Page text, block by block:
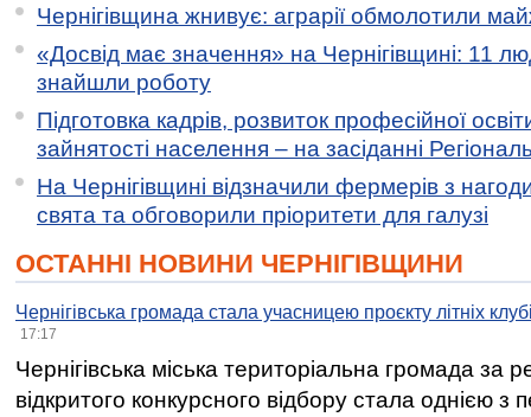
Чернігівщина жнивує: аграрії обмолотили
«Досвід має значення» на Чернігівщині: 11
знайшли роботу
Підготовка кадрів, розвиток професійної
зайнятості населення – на засіданні
На Чернігівщині відзначили фермерів з
свята та обговорили пріоритети для галузі
ОСТАННІ НОВИНИ ЧЕРНІГІВЩИНИ
Чернігівська громада стала учасницею проєкту літніх
17:17
Чернігівська міська територіальна громада за
відкритого конкурсного відбору стала однією